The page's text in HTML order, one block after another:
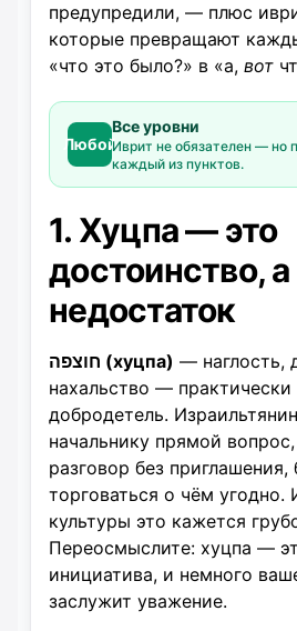
предупредили, — плюс
которые превращают
«что это было?» в «а, вот
Любой
Все уровни
Иврит не обязателен — но
каждый из пунктов.
1. Хуцпа — это
достоинство, а
недостаток
חוצפה (хуцпа) — наглость,
нахальство — практически
добродетель.
начальнику прямой
разговор без приглашения,
торговаться о чём угодно.
культуры это кажется
Переосмыслите: хуцпа —
инициатива, и немного
заслужит уважение.